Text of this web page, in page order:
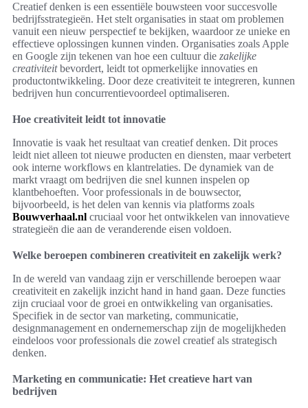
Creatief denken is een essentiële bouwsteen voor succesvolle
bedrijfsstrategieën. Het stelt organisaties in staat om problemen
vanuit een nieuw perspectief te bekijken, waardoor ze unieke en
effectieve oplossingen kunnen vinden. Organisaties zoals Apple
en Google zijn tekenen van hoe een cultuur die zakelijke
creativiteitbevordert, leidt tot opmerkelijke innovaties en
productontwikkeling. Door deze creativiteit te integreren, kunnen
bedrijven hun concurrentievoordeel optimaliseren.
Hoe creativiteit leidt tot innovatie
Innovatie is vaak het resultaat van creatief denken. Dit proces
leidt niet alleen tot nieuwe producten en diensten, maar verbetert
ook interne workflows en klantrelaties. De dynamiek van de
markt vraagt om bedrijven die snel kunnen inspelen op
klantbehoeften. Voor professionals in de bouwsector,
bijvoorbeeld, is het delen van kennis via platforms zoals
Bouwverhaal.nl cruciaal voor het ontwikkelen van innovatieve
strategieën die aan de veranderende eisen voldoen.
Welke beroepen combineren creativiteit en zakelijk werk?
In de wereld van vandaag zijn er verschillende beroepen waar
creativiteit en zakelijk inzicht hand in hand gaan. Deze functies
zijn cruciaal voor de groei en ontwikkeling van organisaties.
Specifiek in de sector van marketing, communicatie,
designmanagement en ondernemerschap zijn de mogelijkheden
eindeloos voor professionals die zowel creatief als strategisch
denken.
Marketing en communicatie: Het creatieve hart van
bedrijven